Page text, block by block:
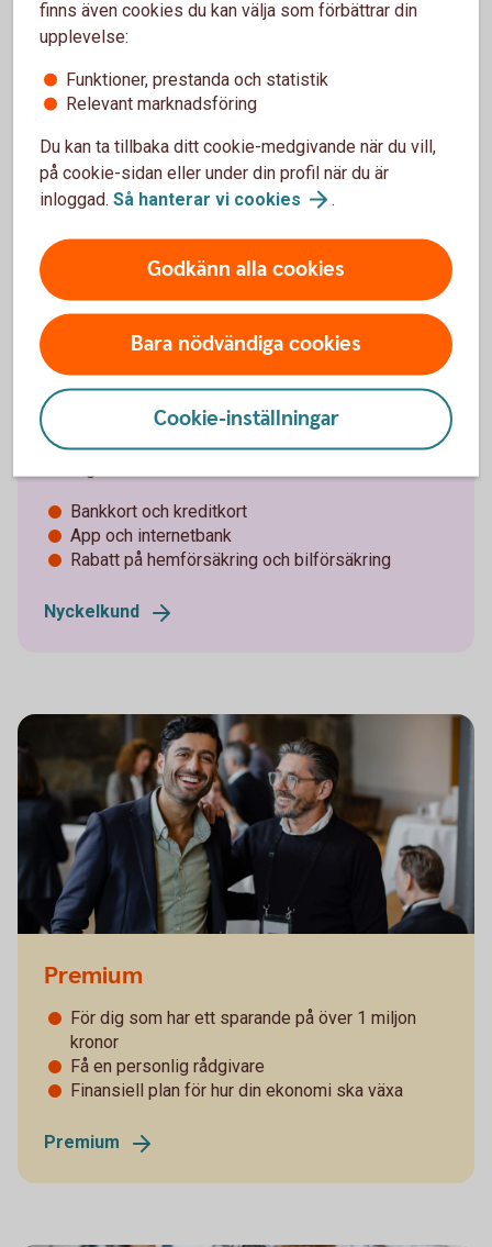
Våra kundpaket – när du väl har
blivit kund
Nyckelkund
Bli Nyckelkund och få banktjänster för din
Bankkort och kreditkort
App och internetbank
Rabatt på hemförsäkring och bilförsäkring
Nyckelkund
Premium
För dig som har ett sparande på över 1 miljon
kronor
Få en personlig rådgivare
Finansiell plan för hur din ekonomi ska växa
Premium
finns även cookies du kan välja som förbättrar din
upplevelse:
Funktioner, prestanda och statistik
Relevant marknadsföring
Du kan ta tillbaka ditt cookie-medgivande när du vill,
på cookie-sidan eller under din profil när du är
inloggad. Så hanterar vi cookies .
Godkänn alla cookies
Bara nödvändiga cookies
Cookie-inställningar